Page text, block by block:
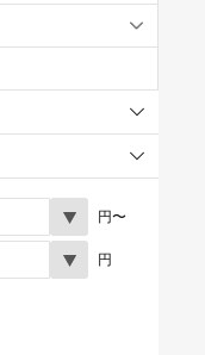
円〜
円